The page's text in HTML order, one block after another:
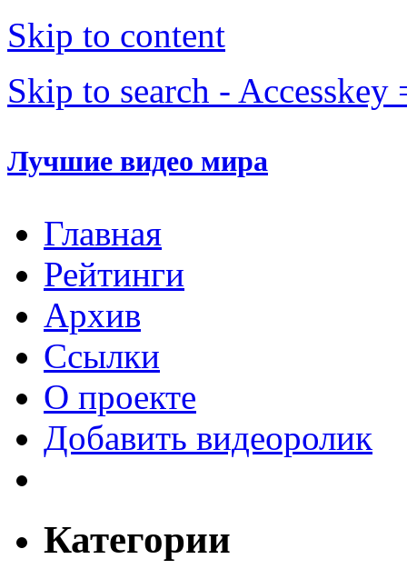
Skip to content
Skip to search - Accesskey
Лучшие видео мира
Главная
Рейтинги
Архив
Ссылки
О проекте
Добавить видеоролик
Категории